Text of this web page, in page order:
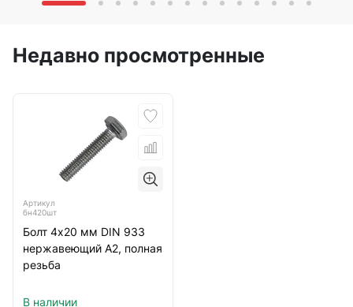
Недавно просмотренные
Артикул
бн420шт
Болт 4х20 мм DIN 933
нержавеющий А2, полная
резьба
В наличии